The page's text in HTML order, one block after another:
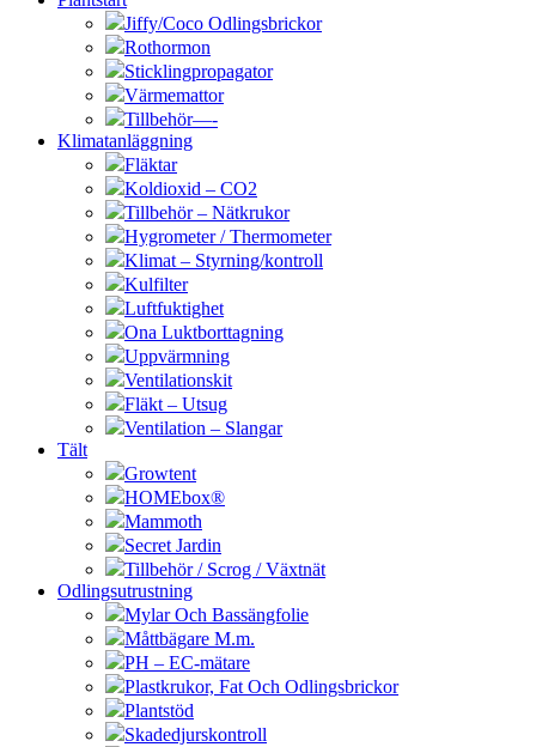
Jiffy/Coco Odlingsbrickor
Rothormon
Sticklingpropagator
Värmemattor
Tillbehör—-
Klimatanläggning
Fläktar
Koldioxid – CO2
Tillbehör – Nätkrukor
Hygrometer / Thermometer
Klimat – Styrning/kontroll
Kulfilter
Luftfuktighet
Ona Luktborttagning
Uppvärmning
Ventilationskit
Fläkt – Utsug
Ventilation – Slangar
Tält
Growtent
HOMEbox®
Mammoth
Secret Jardin
Tillbehör / Scrog / Växtnät
Odlingsutrustning
Mylar Och Bassängfolie
Måttbägare M.m.
PH – EC-mätare
Plastkrukor, Fat Och Odlingsbrickor
Plantstöd
Skadedjurskontroll